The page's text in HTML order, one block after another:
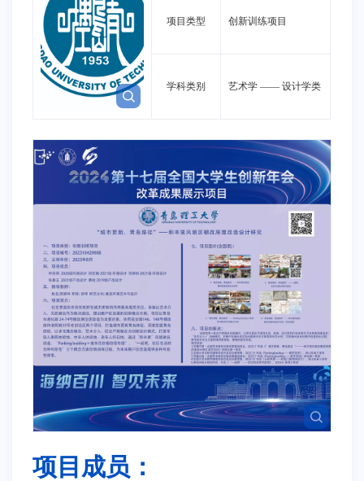
项目类型 创新训练项目
学科类别 艺术学 ——设计学类
项目成员：